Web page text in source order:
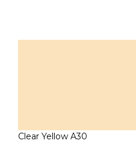
Clear Yellow A30